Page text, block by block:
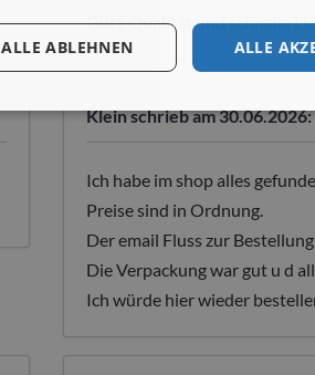
Gute Qualität und schnelle
Kleinschrieb am 30.06.2026:
Ich habe im shop alles
Preise sind in Ordnung.
Der email Fluss zur
Die Verpackung war gut u d
Ich würde hier wieder
ALLE
ALLE ABLEHNEN